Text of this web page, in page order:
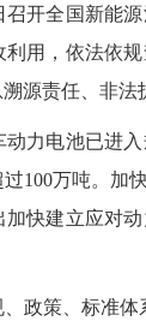
全国新能源
用，依法依
源责任、非法
电池已进入
100万吨。加
快建立应对
策、标准体